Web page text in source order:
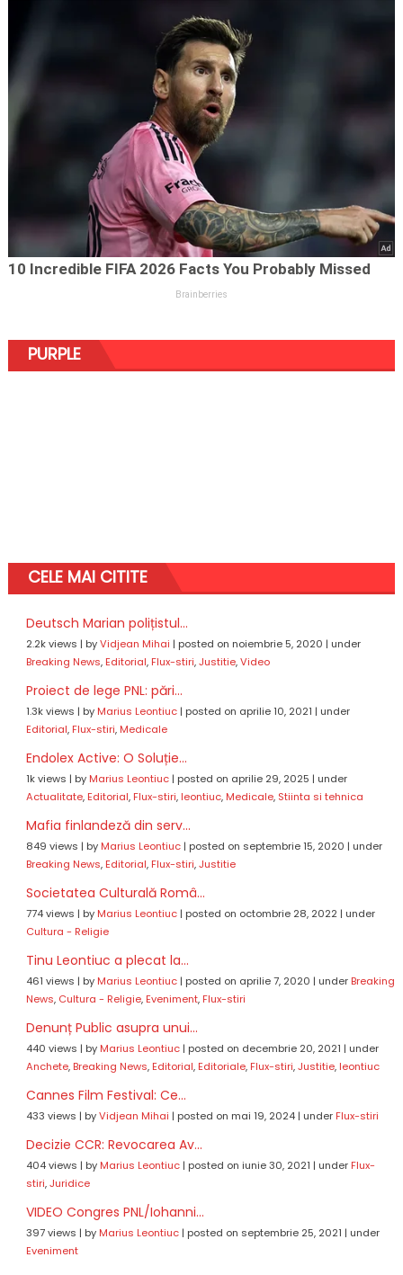
PURPLE
CELE MAI CITITE
Deutsch Marian polițistul...
2.2k views | byVidjean Mihai | posted on noiembrie 5, 2020 | under
Breaking News, Editorial, Flux-stiri,Justitie,Video
Proiect de lege PNL: pări...
1.3k views | by Marius Leontiuc| posted on aprilie 10, 2021 | under
Editorial, Flux-stiri, Medicale
Endolex Active: O Soluție...
1k views | by Marius Leontiuc| posted on aprilie 29, 2025 | under
Actualitate, Editorial, Flux-stiri, leontiuc, Medicale, Stiinta si tehnica
Mafia finlandeză din serv...
849 views | by Marius Leontiuc| posted on septembrie 15, 2020 | under
Breaking News, Editorial, Flux-stiri,Justitie
Societatea Culturală Româ...
774 views | by Marius Leontiuc| posted on octombrie 28, 2022| under
Cultura - Religie
Tinu Leontiuc a plecat la...
461 views | by Marius Leontiuc| posted on aprilie 7, 2020 | under Breaking
News, Cultura - Religie, Eveniment, Flux-stiri
Denunț Public asupra unui...
440 views | by Marius Leontiuc| posted on decembrie 20, 2021 | under
Anchete, Breaking News, Editorial, Editoriale, Flux-stiri,Justitie, leontiuc
Cannes Film Festival: Ce...
433 views | byVidjean Mihai | posted on mai 19, 2024| under Flux-stiri
Decizie CCR: Revocarea Av...
404 views | by Marius Leontiuc| posted on iunie 30, 2021 | under Flux-
stiri,Juridice
VIDEO Congres PNL/Iohanni...
397 views | by Marius Leontiuc| posted on septembrie 25, 2021 | under
Eveniment